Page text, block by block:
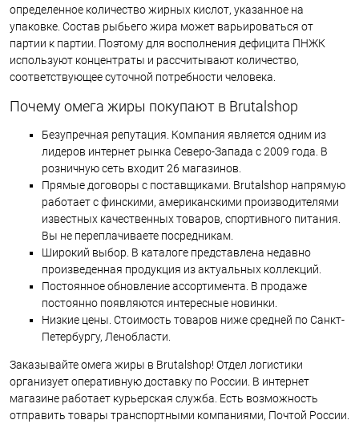
определенное количество жирных кислот, указанное на
упаковке. Состав рыбьего жира может варьироваться от
партии к партии. Поэтому для восполнения дефицита ПНЖК
используют концентраты и рассчитывают количество,
соответствующее суточной потребности человека.
Почему омега жиры покупают в Brutalshop
Безупречная репутация. Компания является одним из
лидеров интернет рынка Северо-Запада с 2009 года. В
розничную сеть входит 26 магазинов.
Прямые договоры с поставщиками. Brutalshop напрямую
работает с финскими, американскими производителями
известных качественных товаров, спортивного питания.
Вы не переплачиваете посредникам.
Широкий выбор. В каталоге представлена недавно
произведенная продукция из актуальных коллекций.
Постоянное обновление ассортимента. В продаже
постоянно появляются интересные новинки.
Низкие цены. Стоимость товаров ниже средней по Санкт-
Петербургу, Ленобласти.
Заказывайте омега жиры в Brutalshop! Отдел логистики
организует оперативную доставку по России. В интернет
магазине работает курьерская служба. Есть возможность
отправить товары транспортными компаниями, Почтой России.